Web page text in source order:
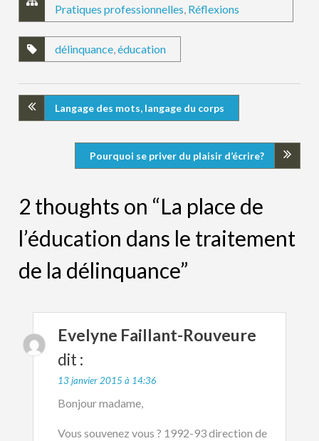
Pratiques professionnelles, Réflexions
délinquance,éducation
Langage des mots, langage du corps
Pourquoi se priver du plaisir d’écrire?
2 thoughts on “La place de
l’éducation dans le traitement
de la délinquance”
Evelyne Faillant-Rouveure
dit :
13 janvier 2015 à 14:36
Bonjour madame,
Vous souvenez vous ? 1992-93 direction de